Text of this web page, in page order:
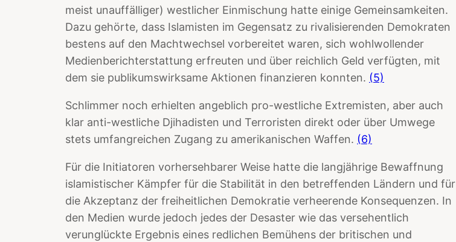
meist unauffälliger) westlicher Einmischung hatte einige Gemeinsamkeiten.
Dazu gehörte, dass Islamisten im Gegensatz zu rivalisierenden Demokraten
bestens auf den Machtwechsel vorbereitet waren, sich wohlwollender
Medienberichterstattung erfreuten und über reichlich Geld verfügten, mit
dem sie publikumswirksame Aktionen finanzieren konnten. (5)
Schlimmer noch erhielten angeblich pro-westliche Extremisten, aber auch
klar anti-westliche Djihadisten und Terroristen direkt oder über Umwege
stets umfangreichen Zugang zu amerikanischen Waffen. (6)
Für die Initiatoren vorhersehbarer Weise hatte die langjährige Bewaffnung
islamistischer Kämpfer für die Stabilität in den betreffenden Ländern und für
die Akzeptanz der freiheitlichen Demokratie verheerende Konsequenzen. In
den Medien wurde jedoch jedes der Desaster wie das versehentlich
verunglückte Ergebnis eines redlichen Bemühens der britischen und